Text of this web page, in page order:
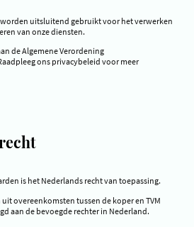
uitsluitend gebruikt voor het verwerken
van onze diensten.
de Algemene Verordening
ons privacybeleid voor meer
is het Nederlands recht van toepassing.
overeenkomsten tussen de koper en TVM
aan de bevoegde rechter in Nederland.